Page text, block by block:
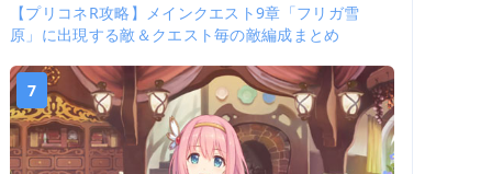
【プリコネR攻略】メインクエスト9章「フリガ雪
原」に出現する敵＆クエスト毎の敵編成まとめ
7